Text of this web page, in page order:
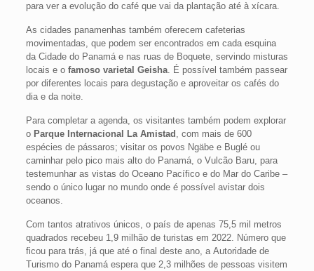
para ver a evolução do café que vai da plantação até à xícara.
As cidades panamenhas também oferecem cafeterias
movimentadas, que podem ser encontrados em cada esquina
da Cidade do Panamá e nas ruas de Boquete, servindo misturas
locais e o famoso varietal Geisha. É possível também passear
por diferentes locais para degustação e aproveitar os cafés do
dia e da noite.
Para completar a agenda, os visitantes também podem explorar
o Parque Internacional La Amistad , com mais de 600
espécies de pássaros; visitar os povos Ngäbe e Buglé ou
caminhar pelo pico mais alto do Panamá, o Vulcão Baru, para
testemunhar as vistas do Oceano Pacífico e do Mar do Caribe –
sendo o único lugar no mundo onde é possível avistar dois
oceanos.
Com tantos atrativos únicos, o país de apenas 75,5 mil metros
quadrados recebeu 1,9 milhão de turistas em 2022. Número que
ficou para trás, já que até o final deste ano, a Autoridade de
Turismo do Panamá espera que 2,3 milhões de pessoas visitem